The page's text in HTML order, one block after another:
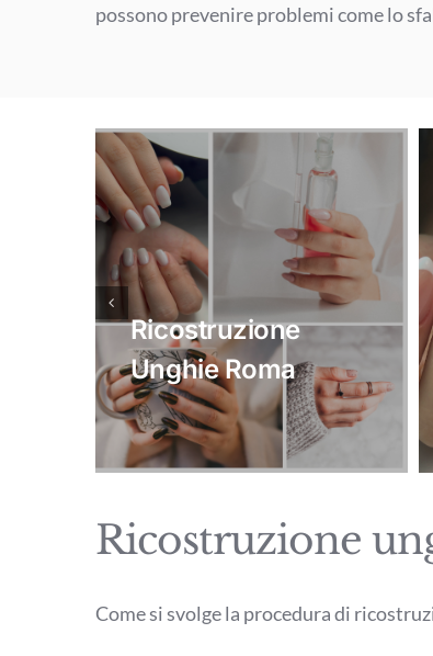
possono prevenire problemi come lo
Ricostruzione
Unghie Roma
Ricostruzione
Come si svolge la procedura di